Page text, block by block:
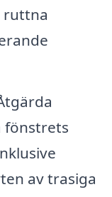
ruttna
fönstrets
av trasiga